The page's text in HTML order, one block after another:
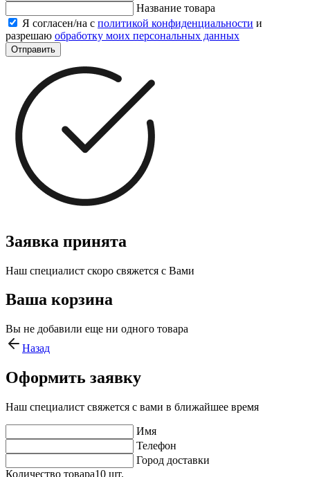
Название товара
Я согласен/на с политикой конфиденциальности и
разрешаю обработку моих персональных данных
Отправить
Заявка принята
Наш специалист скоро свяжется с Вами
Ваша корзина
Вы не добавили еще ни одного товара
Назад
Оформить заявку
Наш специалист свяжется с вами в ближайшее время
Имя
Телефон
Город доставки
Количество товара10 шт.